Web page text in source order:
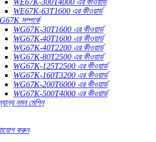
WE67K-300T4000 এর কীওয়ার্ড
WE67K-63T1600 এর কীওয়ার্ড
সম্পর্কে
WG67K-30T1600 এর কীওয়ার্ড
WG67K-40T1600 এর কীওয়ার্ড
WG67K-40T2200 এর কীওয়ার্ড
WG67K-80T2500 এর কীওয়ার্ড
WG67K-125T2500 এর কীওয়ার্ড
WG67K-160T3200 এর কীওয়ার্ড
WG67K-200T6000 এর কীওয়ার্ড
WG67K-500T4000 এর কীওয়ার্ড
নমন মেশিন
করুন